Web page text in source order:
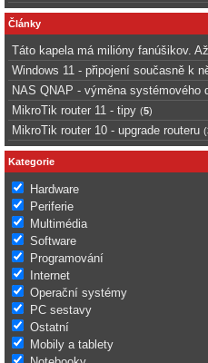
Články
Táto kapela má milióny fanúšikov.
Windows 11 - připojení současně k
NAS QNAP - výměna systémového
MikroTik router 11 - tipy (5)
MikroTik router 10 - upgrade routeru (
Kategorie
Hardware
Periferie
Multimédia
Software
Programování
Internet
Operační systémy
PC sestavy
Ostatní
Mobily a tablety